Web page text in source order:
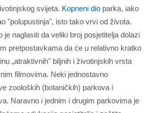
svijeta. Kopneni dio parka, iako
"polupustinja", isto tako vrvi od života.
je naglasiti da veliki broj posjetitelja dolazi
pretpostavkama da će u relativno kratko
„atraktivnih" biljnih i životinjskih vrsta
filmovima. Neki jednostavno
zooloških (botaničkih) parkova i
Naravno i jednim i drugim parkovima je